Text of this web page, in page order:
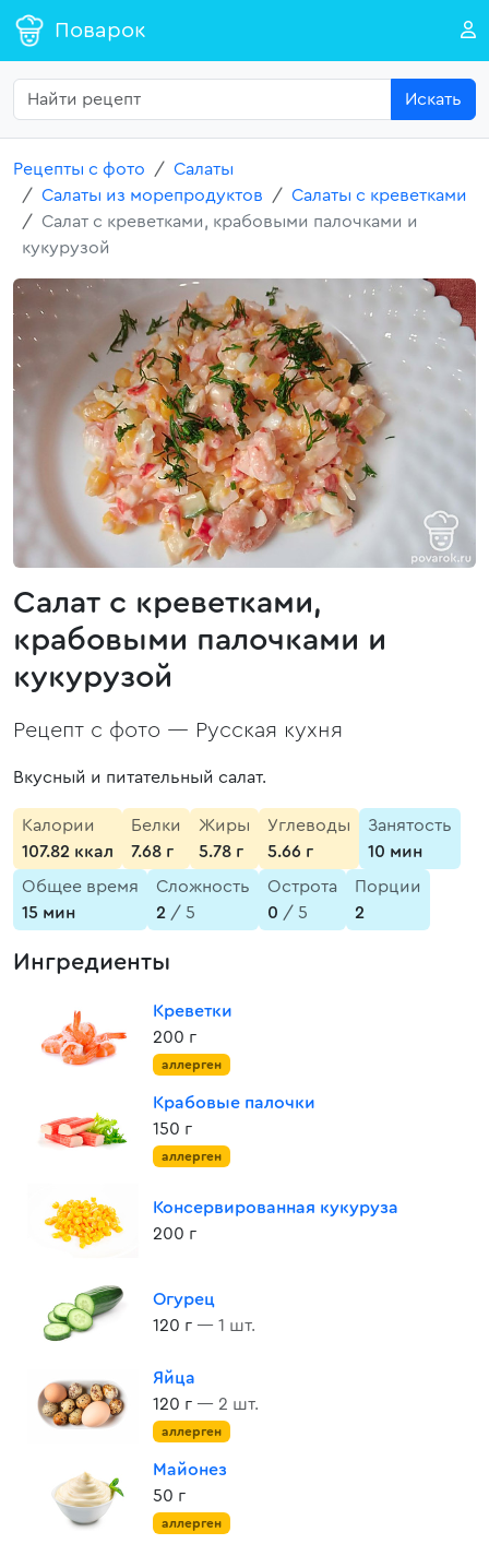
Поварок
Искать
Рецепты с фото
Салаты
Салаты из морепродуктов
Салаты с креветками
Салат с креветками, крабовыми палочками и
кукурузой
Салат с креветками,
крабовыми палочками и
кукурузой
Рецепт с фото — Русская кухня
Вкусный и питательный салат.
Калории
107.82 ккал
Белки
7.68 г
Жиры
5.78 г
Углеводы
5.66 г
Занятость
10 мин
Общее время
15 мин
Сложность
2 / 5
Острота
0 / 5
Порции
2
Ингредиенты
Креветки
200 г
аллерген
Крабовые палочки
150 г
аллерген
Консервированная кукуруза
200 г
Огурец
120 г — 1 шт.
Яйца
120 г — 2 шт.
аллерген
Майонез
50 г
аллерген